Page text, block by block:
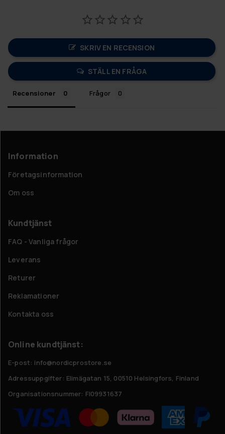
SKRIV EN RECENSION
STÄLL EN FRÅGA
Recensioner Frågor
Information
Företagsinformation
Om oss
Kundtjänst
FAQ - Vanliga frågor
Leverans
Returer
Reklamationer
Kontakta oss
Online kundtjänst:
E-post: info@nordicprostore.se
Adressuppgifter: Elimägatan 15, 00510 Helsingfors, Finland
Organisationsnummer: FI09931637